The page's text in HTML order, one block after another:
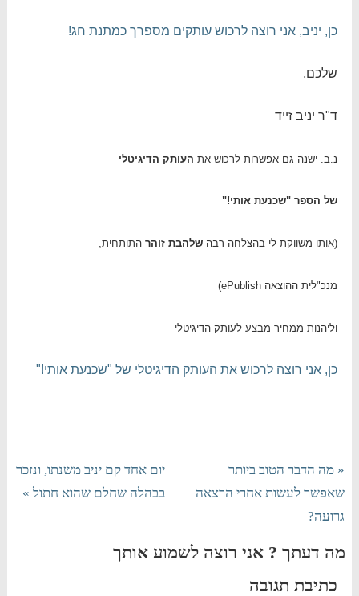
כן, יניב, אני רוצה לרכוש עותקים מספרך כמתנת חג!
שלכם,
ד"ר יניב זייד
נ.ב. ישנה גם אפשרות לרכוש את העותק הדיגיטלי
של הספר "שכנעת אותי!"
(אותו משווקת לי בהצלחה רבהשלהבת זוהר התותחית,
מנכ"לית ההוצאה ePublish)
וליהנות ממחיר מבצע לעותק הדיגיטלי
כן, אני רוצה לרכוש את העותק הדיגיטלי של "שכנעת אותי!"
« מה הדבר הטוב ביותר
שאפשר לעשות אחרי הרצאה
גרועה?
יום אחד קם יניב משנתו, ונזכר
בבהלה שחלם שהוא חתול »
מה דעתך ? אני רוצה לשמוע אותך
כתיבת תגובה